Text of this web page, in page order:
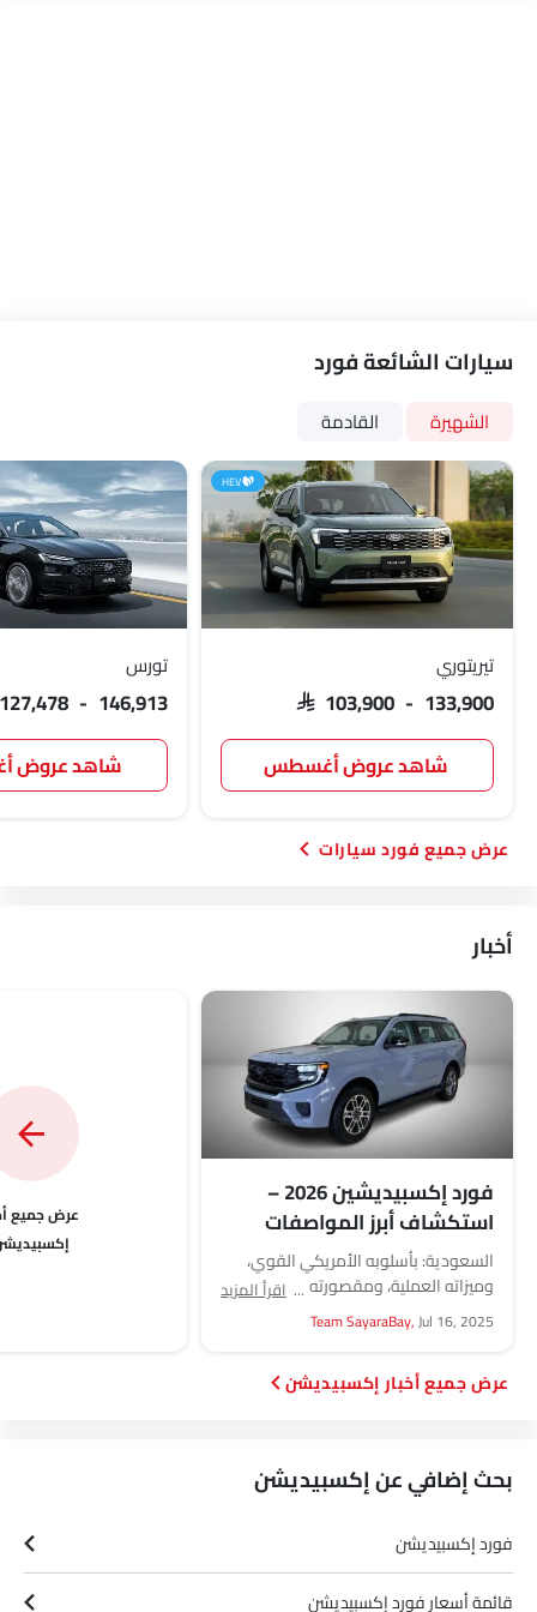
سيارات الشائعة فورد
الشهيرة القادمة
HEV
تيريتوري
SAR 103,900 - 133,900
شاهد عروض أغسطس
تورس
127,478 - 146,913
شاهد عروض
فورد سيارات
أخبار
فورد إكسبيديشين 2026 –
استكشاف أبرز المواصفات
والميزات
السعودية: بأسلوبه الأمريكي القوي،
وميزاته العملية، ومقصورته الواسعة،
يجذب هذا الطراز العديد من المشترين في
السوق السعودية. يتميز فورد
اقرأ المزيد
Team SayaraBay,Jul 16, 2025
أخبار إكسبيديشن
بحث إضافي عن إكسبيديشن
فورد إكسبيديشن
قائمة أسعار فورد إكسبيديشن
Link Your Facebook Account